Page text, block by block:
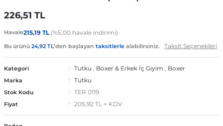
226,51 TL
Havale215,19 TL(%5,00 havale indirimi)
Bu ürünü 24,92 TL’den başlayan taksitlerle alabilirsiniz. Taksit Seçenekleri
Kategori Tutku , Boxer & Erkek İç Giyim , Boxer
Marka Tutku
Stok Kodu TER 0119
Fiyat 205,92 TL + KDV